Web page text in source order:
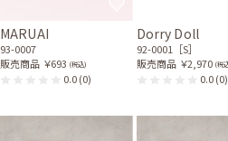
のイメージ通りです。 ただ色が写真より
ました。 ドレスにしわがあったが、1日つ
たです。 兄の結婚式で着ました。 上品な
うございました。
レンタル/購入した商品
MARUAI
93-0007
販売商品 ￥693 (税込)
0.0(0)
Dorry Doll
92-0001［S］
販売商品 ￥2,970 (税
0.0(0)